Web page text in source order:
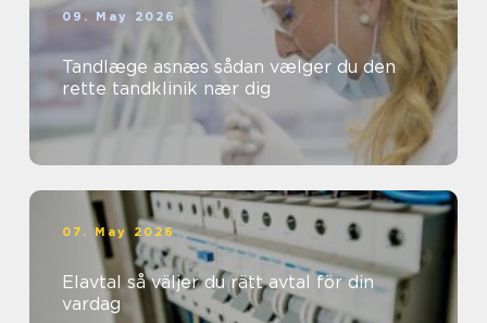
09. May 2026
Tandlæge asnæs sådan vælger du den
rette tandklinik nær dig
07. May 2026
Elavtal så väljer du rätt avtal för din
vardag